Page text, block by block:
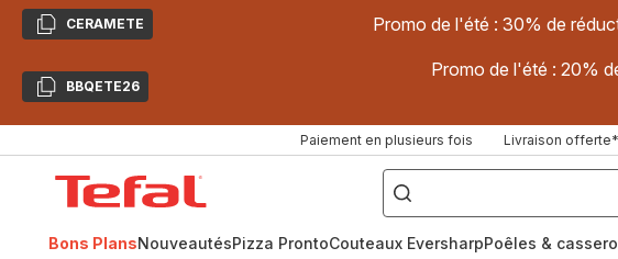
CopierCERAMETE Promo de l'été : 30% de
CopierBBQETE26
Promo de l'été : 20%
Paiement en plusieurs fois Livraison
["Poêles
inox,
Cake
Factory,
Bons PlansNouveautésPizza ProntoCouteaux EversharpPoêles &